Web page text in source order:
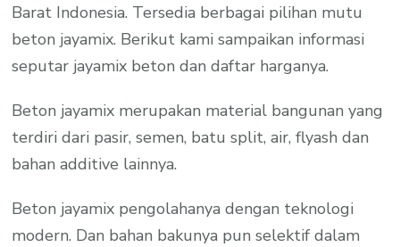
Promo
2023
Barat Indonesia. Tersedia berbagai pilihan mutu
beton jayamix. Berikut kami sampaikan informasi
seputar jayamix beton dan daftar harganya.
Beton jayamix merupakan material bangunan yang
terdiri dari pasir, semen, batu split, air, flyash dan
bahan additive lainnya.
Beton jayamix pengolahanya dengan teknologi
modern. Dan bahan bakunya pun selektif dalam